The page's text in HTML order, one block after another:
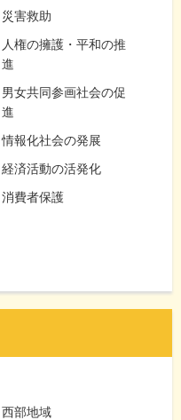
災害救助
人権の擁護・平和の推
進
男女共同参画社会の促
進
情報化社会の発展
経済活動の活発化
消費者保護
西部地域